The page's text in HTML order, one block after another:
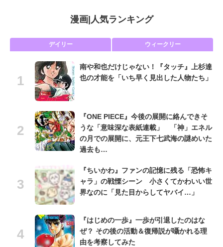
漫画| 人気ランキング
デイリー ウィークリー
南や和也だけじゃない！『タッチ』上杉達
也の才能を「いち早く見出した人物たち」
『ONE PIECE』今後の展開に絡んできそ
うな「意味深な表紙連載」 「神」エネル
の月での展開に、元王下七武海の謎めいた
過去も…
『ちいかわ』ファンの記憶に残る「恐怖キ
ャラ」の戦慄シーン 小さくてかわいい世
界なのに「見た目からしてヤバイ…」
『はじめの一歩』一歩が引退したのはな
ぜ？ その後の活動＆復帰説が囁かれる理
由を考察してみた